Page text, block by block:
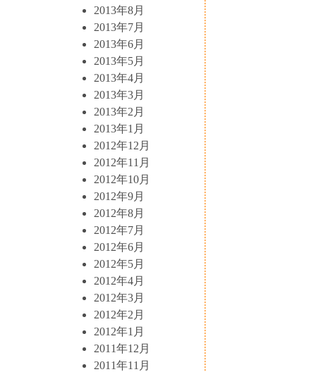
2013年8月
2013年7月
2013年6月
2013年5月
2013年4月
2013年3月
2013年2月
2013年1月
2012年12月
2012年11月
2012年10月
2012年9月
2012年8月
2012年7月
2012年6月
2012年5月
2012年4月
2012年3月
2012年2月
2012年1月
2011年12月
2011年11月